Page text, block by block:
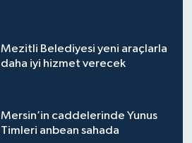
Mezitli Belediyesi yeni araçlarla
daha iyi hizmet verecek
Mersin’in caddelerinde Yunus
Timleri anbean sahada